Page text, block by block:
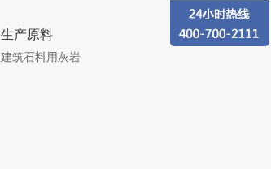
生产原料
建筑石料用灰岩